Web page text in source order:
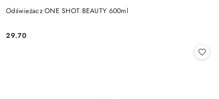
Odświeżacz ONE SHOT BEAUTY 600ml
Cena:
29.70